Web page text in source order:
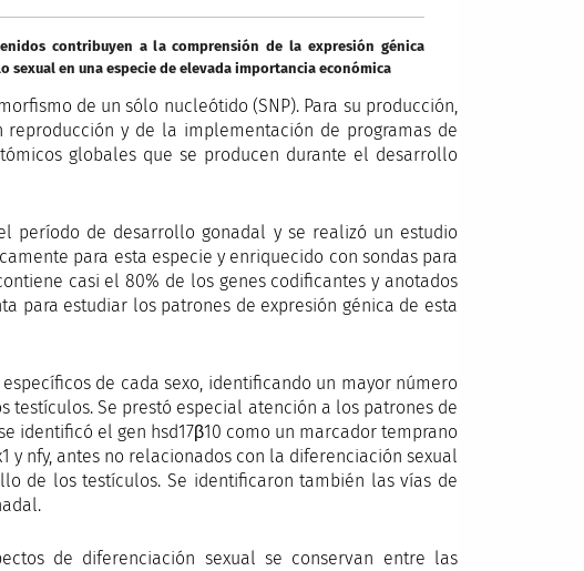
contribuyen a la comprensión de la expresión génica
sexual en una especie de elevada importancia económica
de un sólo nucleótido (SNP). Para su producción,
y de la implementación de programas de
globales que se producen durante el desarrollo
período de desarrollo gonadal y se realizó un estudio
para esta especie y enriquecido con sondas para
casi el 80% de los genes codificantes y anotados
para estudiar los patrones de expresión génica de esta
de cada sexo, identificando un mayor número
testículos. Se prestó especial atención a los patrones de
identificó el gen hsd17β10 como un marcador temprano
y nfy, antes no relacionados con la diferenciación sexual
de los testículos. Se identificaron también las vías de
de diferenciación sexual se conservan entre las